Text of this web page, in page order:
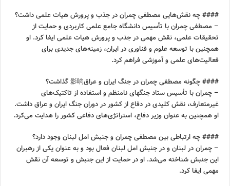
#### چه نقش‌هایی مصطفی چمران در جذب و پرورش هیات علمی داشت؟
– مصطفی چمران با تأسیس دانشگاه جامع علمی کاربردی و حمایت از
تحقیقات علمی، نقش مهمی در جذب و پرورش هیات علمی ایفا کرد. او
همچنین با توسعه علوم و فناوری در ایران، زمینه‌های جدیدی برای
فعالیت‌های علمی و آموزشی فراهم کرد.
#### چگونه مصطفی چمران در جنگ ایران و عراق影响 گذاشت؟
– چمران با تأسیس ستاد جنگهای نامنظم و استفاده از تاکتیک‌های
غیرمتعارف، نقش کلیدی در دفاع از کشور در دوران جنگ ایران و عراق داشت.
او همچنین به عنوان وزیر دفاع، استراتژی‌های دفاعی کشور را هدایت می‌کرد.
#### چه ارتباطی بین مصطفی چمران و جنبش امل لبنان وجود دارد؟
– چمران در لبنان و در جنبش امل لبنان فعال بود و به عنوان یکی از رهبران
این جنبش شناخته می‌شد. او در حمایت از این جنبش و توسعه آن نقش
مهمی ایفا کرد.